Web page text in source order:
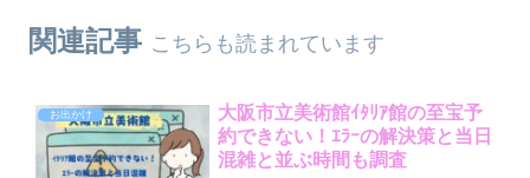
関連記事 こちらも読まれています
お出かけ
大阪市立美術館ｲﾀﾘｱ館の至宝予
約できない！ｴﾗｰの解決策と当日
混雑と並ぶ時間も調査